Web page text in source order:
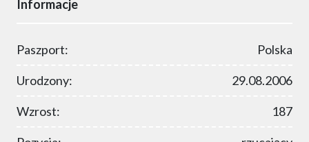
Informacje
Paszport: Polska
Urodzony: 29.08.2006
Wzrost: 187